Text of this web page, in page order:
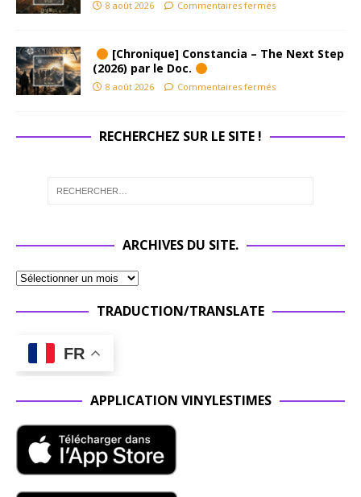
8 août 2026 Commentaires fermés
[Chronique] Constancia – The Next Step
(2026) par le Doc.
8 août 2026 Commentaires fermés
RECHERCHEZ SUR LE SITE !
ARCHIVES DU SITE.
TRADUCTION/TRANSLATE
FR
APPLICATION VINYLESTIMES